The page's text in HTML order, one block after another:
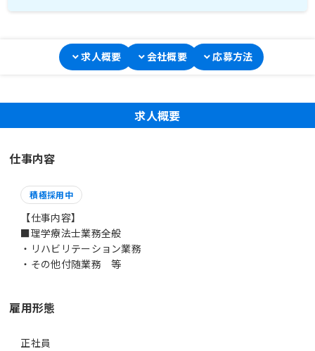
求人概要 会社概要 応募方法
求人概要
仕事内容
積極採用中
【仕事内容】
■理学療法士業務全般
・リハビリテーション業務
・その他付随業務 等
雇用形態
正社員